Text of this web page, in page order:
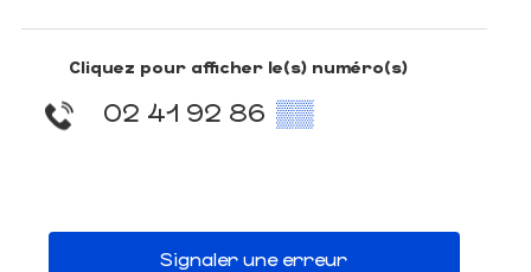
Cliquez pour afficher le(s) numéro(s)
02 41 92 86 ▒▒
Signaler une erreur